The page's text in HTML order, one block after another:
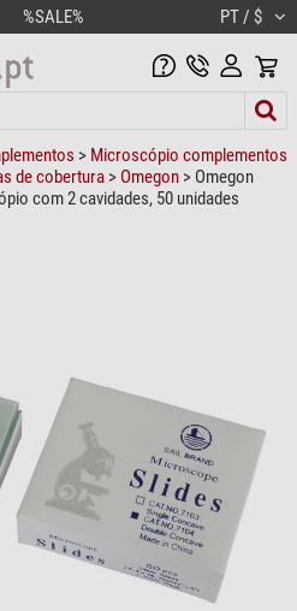
%SALE% PT / $
> Microscópio complementos
de cobertura > Omegon > Omegon
com 2 cavidades, 50 unidades